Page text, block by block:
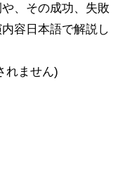
、その成功、失敗
容日本語で解説し
れません)